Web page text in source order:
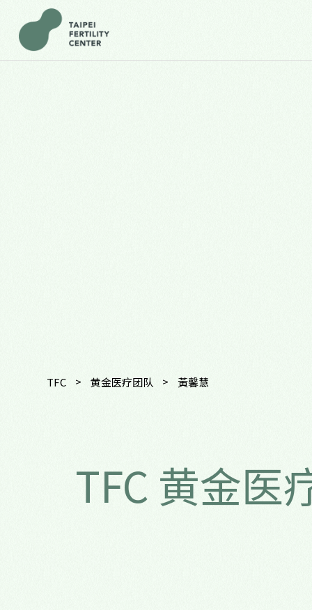
TFC > 黄金医疗团队 > 黃馨慧
TFC 黄金医